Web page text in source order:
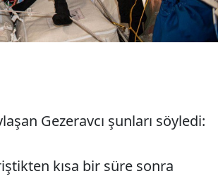
Gezeravcı şunları söyledi:
kısa bir süre sonra